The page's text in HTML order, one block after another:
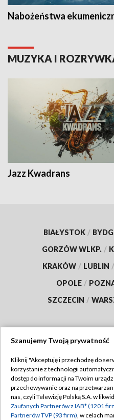
Nabożeństwa
MUZYKA I
Jazz Kwadrans
BIAŁYSTOK /
GORZÓW WLKP. /
KRAKÓW / LUBLIN /
OPOLE /
SZCZECIN /
Abonament TVP
Emisja w TVP
Polityka
Szanujemy Twoją prywatność
Kliknij "Akceptuję i przechodzę do
korzystanie z technologii
dostęp do informacji na Twoim
przechowywanie oraz na
nas, czyli Telewizję Polską S.A. w
Zaufanych Partnerów z IAB* (1201
Partnerów TVP (93 firm), w celach